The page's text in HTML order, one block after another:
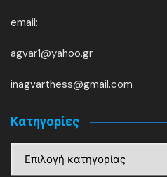
email:
agvar1@yahoo.gr
inagvarthess@gmail.com
Kατηγορίες